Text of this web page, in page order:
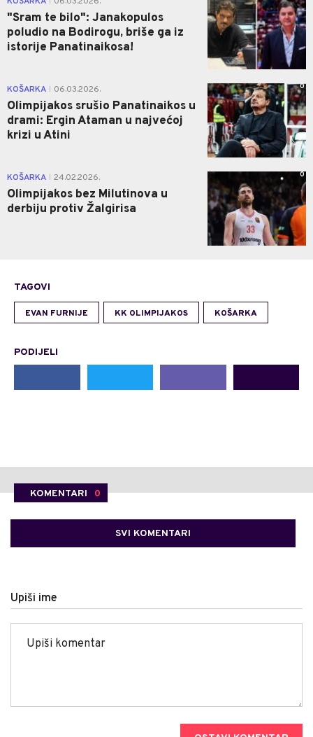
"Sram te bilo": Janakopulos
poludio na Bodirogu, briše ga iz
istorije Panatinaikosa!
KOŠARKA 06.03.2026.
Olimpijakos srušio Panatinaikos u
drami: Ergin Ataman u najvećoj
krizi u Atini
0
KOŠARKA 24.02.2026.
Olimpijakos bez Milutinova u
derbiju protiv Žalgirisa
0
TAGOVI
EVAN FURNIJE KK OLIMPIJAKOS KOŠARKA
PODIJELI
KOMENTARI 0
SVI KOMENTARI
Upiši ime